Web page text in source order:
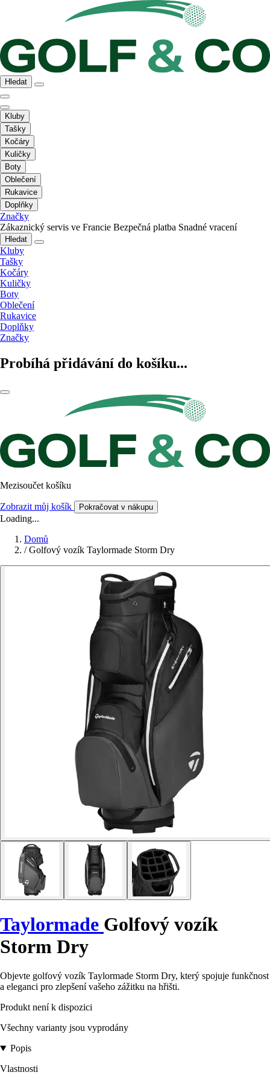
Hledat
Kluby
Tašky
Kočáry
Kuličky
Boty
Oblečení
Rukavice
Doplňky
Značky
Zákaznický servis ve Francie Bezpečná platba Snadné vracení
Hledat
Kluby
Tašky
Kočáry
Kuličky
Boty
Oblečení
Rukavice
Doplňky
Značky
Probíhá přidávání do košíku...
Mezisoučet košíku
Zobrazit můj košík Pokračovat v nákupu
Loading...
Domů
/ Golfový vozík Taylormade Storm Dry
Taylormade Golfový vozík
Storm Dry
Objevte golfový vozík Taylormade Storm Dry, který spojuje funkčnost
a eleganci pro zlepšení vašeho zážitku na hřišti.
Produkt není k dispozici
Všechny varianty jsou vyprodány
Popis
Vlastnosti